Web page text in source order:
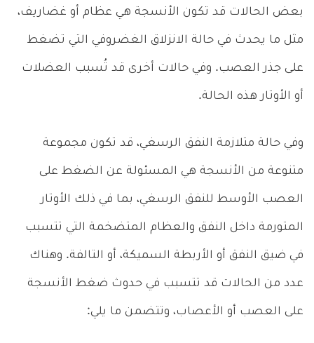
بعض الحالات قد تكون الأنسجة هي عظام أو غضاريف،
مثل ما يحدث في حالة الانزلاق الغضروفي التي تضغط
على جذر العصب. وفي حالات أخرى قد تُسبب العضلات
أو الأوتار هذه الحالة.
وفي حالة متلازمة النفق الرسغي، قد تكون مجموعة
متنوعة من الأنسجة هي المسئولة عن الضغط على
العصب الأوسط للنفق الرسغي، بما في ذلك الأوتار
المتورمة داخل النفق والعظام المتضخمة التي تتسبب
في ضيق النفق أو الأربطة السميكة، أو التالفة. وهناك
عدد من الحالات قد تتسبب في حدوث ضغط الأنسجة
على العصب أو الأعصاب، وتتضمن ما يلي: